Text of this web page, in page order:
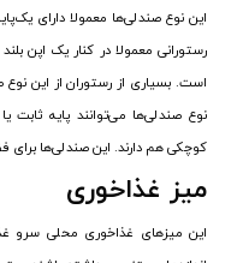
این نوع صندلی‌ها معمولا دارای
رستورانی معمولا در کنار یک اپن
است. بسیاری از رستوران از این
نوع صندلی‌ها می‌توانند پایه
کوچکی هم دارند. این صندلی‌ها برای
میز غذاخوری
این میزهای غذاخوری محلی سرو